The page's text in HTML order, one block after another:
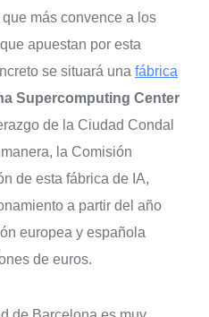
más convence a los
apuestan por esta
se situará una fábrica
Supercomputing Center
de la Ciudad Condal
la Comisión
de esta fábrica de IA,
a partir del año
europea y española
de euros.